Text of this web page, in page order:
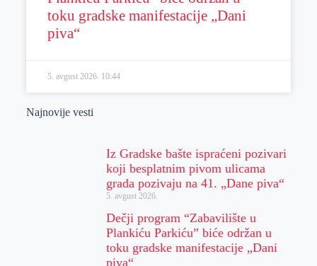
toku gradske manifestacije „Dani
piva“
5. avgust 2026. 10:44
Najnovije vesti
Iz Gradske bašte ispraćeni pozivari
koji besplatnim pivom ulicama
grada pozivaju na 41. „Dane piva“
5. avgust 2026.
Dečji program “Zabavilište u
Plankiću Parkiću” biće održan u
toku gradske manifestacije „Dani
piva“